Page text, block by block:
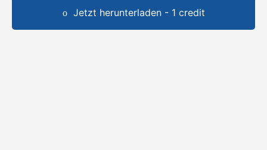
Jetzt herunterladen - 1 credit